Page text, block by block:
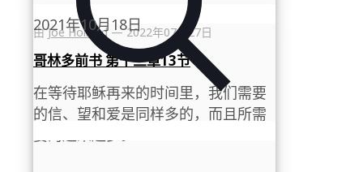
由Joe Holland —2022年07月27日
哥林多前书 第十三章13节
在等待耶稣再来的时间里，我们需要
的信、望和爱是同样多的，而且所需
2021年10月18日